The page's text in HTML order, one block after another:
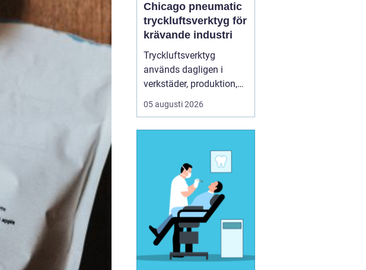
Chicago pneumatic
tryckluftsverktyg för
krävande industri
Tryckluftsverktyg
används dagligen i
verkstäder, produktion,
service och underhåll. De
ska leverera högt
säkra och ergonomiska
för användaren. Chicago
Pneumatic är ett av de
mest etablerade namnen
05 augusti 2026